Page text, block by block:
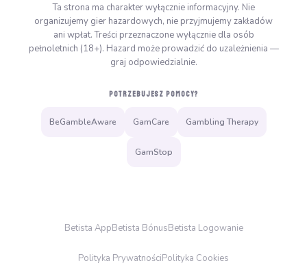
Ta strona ma charakter wyłącznie informacyjny. Nie
organizujemy gier hazardowych, nie przyjmujemy zakładów
ani wpłat. Treści przeznaczone wyłącznie dla osób
pełnoletnich (18+). Hazard może prowadzić do uzależnienia —
graj odpowiedzialnie.
POTRZEBUJESZ POMOCY?
BeGambleAware GamCare Gambling Therapy
GamStop
Betista AppBetista BónusBetista Logowanie
Polityka PrywatnościPolityka Cookies